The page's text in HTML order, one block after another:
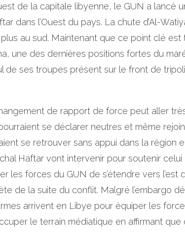
de la capitale libyenne, le GUN a lancé
dans l’Ouest du pays. La chute d’Al-
au sud. Maintenant que ce point clé
une des dernières positions fortes du
de ses troupes présent sur le front de
de rapport de force peut aller
se déclarer neutres et même
se retrouver sans appui dans la
Haftar vont intervenir pour soutenir
les forces du GUN de s’étendre vers
de la suite du conflit. Malgré l’embargo
arrivent en Libye pour équiper les
le terrain médiatique en affirmant